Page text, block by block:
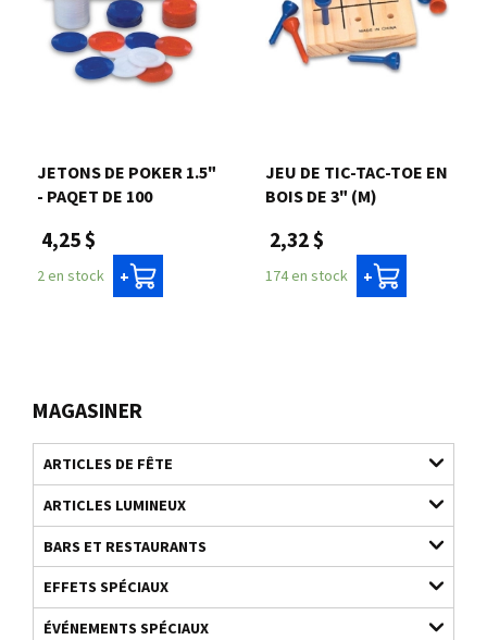
MAGASINER
ARTICLES DE FÊTE
ARTICLES LUMINEUX
BARS ET RESTAURANTS
EFFETS SPÉCIAUX
ÉVÉNEMENTS SPÉCIAUX
JETONS DE POKER 1.5"
- PAQET DE 100
4,25 $
2 en stock +
JEU DE TIC-TAC-TOE EN
BOIS DE 3" (M)
2,32 $
174 en stock +